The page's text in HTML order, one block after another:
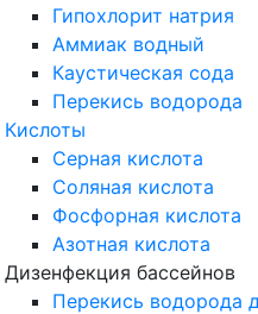
Гипохлорит натрия
Аммиак водный
Каустическая сода
Перекись водорода
Кислоты
Серная кислота
Соляная кислота
Фосфорная кислота
Азотная кислота
Дизенфекция бассейнов
Перекись водорода